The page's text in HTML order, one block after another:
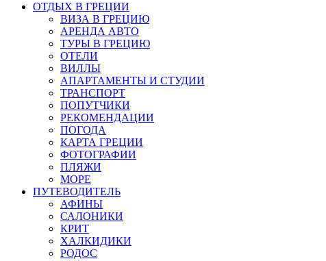
ОТДЫХ В ГРЕЦИИ
ВИЗА В ГРЕЦИЮ
АРЕНДА АВТО
ТУРЫ В ГРЕЦИЮ
ОТЕЛИ
ВИЛЛЫ
АПАРТАМЕНТЫ И СТУДИИ
ТРАНСПОРТ
ПОПУТЧИКИ
РЕКОМЕНДАЦИИ
ПОГОДА
КАРТА ГРЕЦИИ
ФОТОГРАФИИ
ПЛЯЖИ
МОРЕ
ПУТЕВОДИТЕЛЬ
АФИНЫ
САЛОНИКИ
КРИТ
ХАЛКИДИКИ
РОДОС